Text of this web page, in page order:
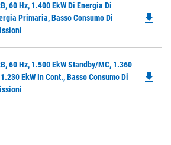
60 Hz, 1.400 EkW Di Energia Di
Primaria, Basso Consumo Di
file_download
60 Hz, 1.500 EkW Standby/MC, 1.360
EkW In Cont., Basso Consumo Di
file_download